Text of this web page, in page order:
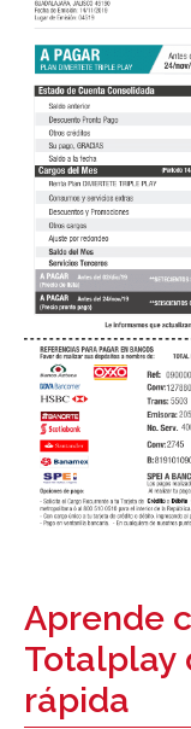
Aprende
Totalplay
rápida